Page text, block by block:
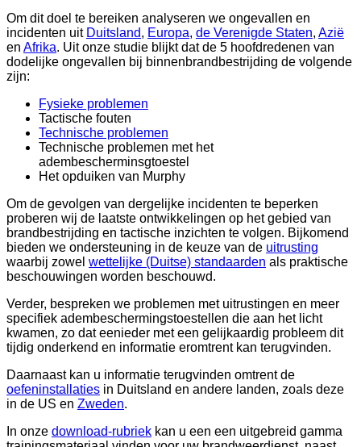
Om dit doel te bereiken analyseren we ongevallen en
incidenten uit Duitsland, Europa, de Verenigde Staten, Azië
en Afrika. Uit onze studie blijkt dat de 5 hoofdredenen van
dodelijke ongevallen bij binnenbrandbestrijding de volgende
zijn:
Fysieke problemen
Tactische fouten
Technische problemen
Technische problemen met het
adembescherminsgtoestel
Het opduiken van Murphy
Om de gevolgen van dergelijke incidenten te beperken
proberen wij de laatste ontwikkelingen op het gebied van
brandbestrijding en tactische inzichten te volgen. Bijkomend
bieden we ondersteuning in de keuze van de uitrusting
waarbij zowel wettelijke (Duitse) standaarden als praktische
beschouwingen worden beschouwd.
Verder, bespreken we problemen met uitrustingen en meer
specifiek adembeschermingstoestellen die aan het licht
kwamen, zo dat eenieder met een gelijkaardig probleem dit
tijdig onderkend en informatie eromtrent kan terugvinden.
Daarnaast kan u informatie terugvinden omtrent de
oefeninstallaties in Duitsland en andere landen, zoals deze
in de US en Zweden.
In onze download-rubriek kan u een een uitgebreid gamma